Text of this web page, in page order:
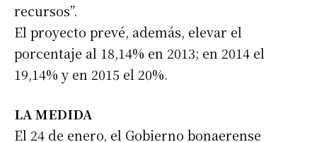
recursos”.
El proyecto prevé, además, elevar el
porcentaje al 18,14% en 2013; en 2014 el
19,14% y en 2015 el 20%.
LA MEDIDA
El 24 de enero, el Gobierno bonaerense